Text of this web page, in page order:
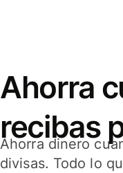
Ahorra
recibas
Ahorra dinero
divisas. Todo lo